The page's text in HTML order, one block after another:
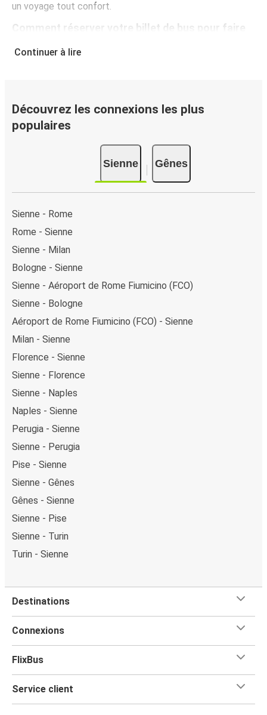
un voyage tout confort.
Comment réserver votre billet de bus pour faire
en ligne, vous pouvez choisir entre différents modes de
paiement sécurisés : carte bancaire, PayPal, Google Pay
ou encore Apple Pay. Vous pouvez également payer en
espèces (dans un point de vente ou lorsque vous montez
Continuer à lire
Découvrez les connexions les plus
populaires
Sienne Gênes
Sienne - Rome
Rome - Sienne
Sienne - Milan
Bologne - Sienne
Sienne - Aéroport de Rome Fiumicino (FCO)
Sienne - Bologne
Aéroport de Rome Fiumicino (FCO) - Sienne
Milan - Sienne
Florence - Sienne
Sienne - Florence
Sienne - Naples
Naples - Sienne
Perugia - Sienne
Sienne - Perugia
Pise - Sienne
Sienne - Gênes
Gênes - Sienne
Sienne - Pise
Sienne - Turin
Turin - Sienne
Destinations
Connexions
FlixBus
Service client